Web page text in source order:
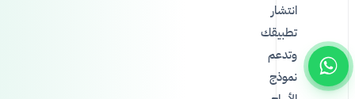
انتشار
تطبيقك
وتدعم
نموذج